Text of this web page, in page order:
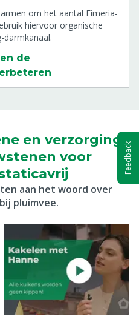
om het aantal Eimeria-
hiervoor organische
darmkanaal.
de
en verzorging
voor
aan het woord over
pluimvee.
Feedback